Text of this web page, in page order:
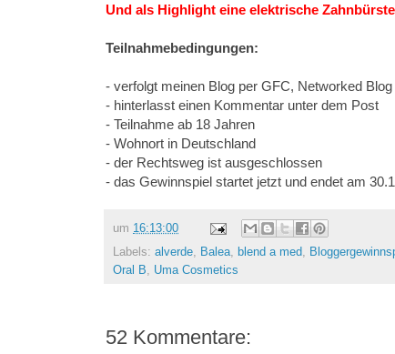
Und als Highlight eine elektrische
Teilnahmebedingungen:
- verfolgt meinen Blog per GFC, Networked
- hinterlasst einen Kommentar unter dem Post
- Teilnahme ab 18 Jahren
- Wohnort in Deutschland
- der Rechtsweg ist ausgeschlossen
- das Gewinnspiel startet jetzt und endet am
um 16:13:00
Labels: alverde, Balea, blend a med,
Oral B, Uma Cosmetics
52 Kommentare: